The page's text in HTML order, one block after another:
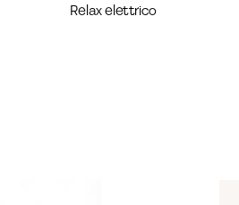
Relax elettrico